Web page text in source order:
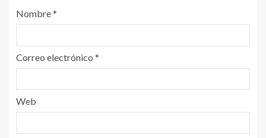
Nombre*
Correo electrónico *
Web